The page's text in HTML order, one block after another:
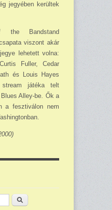
jegyében kerültek
Bandstand
viszont akár
lehetett volna:
Fuller, Cedar
és Louis Hayes
játéka telt
Alley-be. Ők a
a fesztiválon nem
Keresés